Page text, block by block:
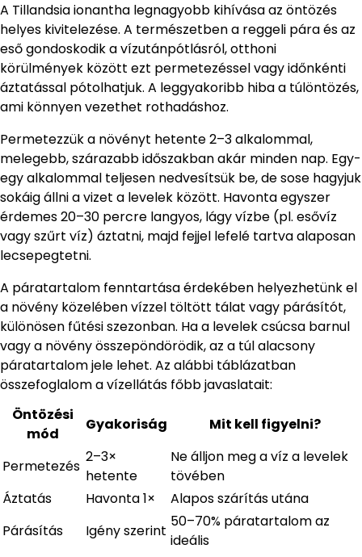
A Tillandsia ionantha legnagyobb kihívása az öntözés
helyes kivitelezése. A természetben a reggeli pára és az
eső gondoskodik a vízutánpótlásról, otthoni
körülmények között ezt permetezéssel vagy időnkénti
áztatással pótolhatjuk. A leggyakoribb hiba a túlöntözés,
ami könnyen vezethet rothadáshoz.
Permetezzük a növényt hetente 2–3 alkalommal,
melegebb, szárazabb időszakban akár minden nap. Egy-
egy alkalommal teljesen nedvesítsük be, de sose hagyjuk
sokáig állni a vizet a levelek között. Havonta egyszer
érdemes 20–30 percre langyos, lágy vízbe (pl. esővíz
vagy szűrt víz) áztatni, majd fejjel lefelé tartva alaposan
lecsepegtetni.
A páratartalom fenntartása érdekében helyezhetünk el
a növény közelében vízzel töltött tálat vagy párásítót,
különösen fűtési szezonban. Ha a levelek csúcsa barnul
vagy a növény összepöndörödik, az a túl alacsony
páratartalom jele lehet. Az alábbi táblázatban
összefoglalom a vízellátás főbb javaslatait:
Öntözési
mód
Gyakoriság Mit kell figyelni?
Permetezés
2–3×
hetente
Ne álljon meg a víz a levelek
tövében
Áztatás
Havonta 1×
Alapos szárítás utána
Párásítás
Igény szerint
50–70% páratartalom az
ideális